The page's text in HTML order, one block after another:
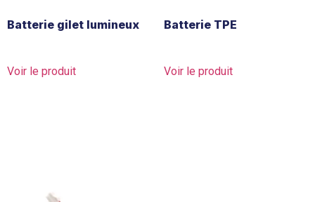
Batterie gilet lumineux
Voir le produit
Batterie TPE
Voir le produit